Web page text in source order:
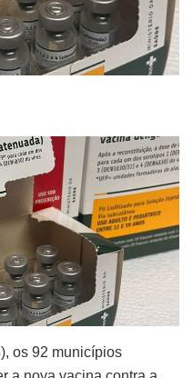
os 92 municípios